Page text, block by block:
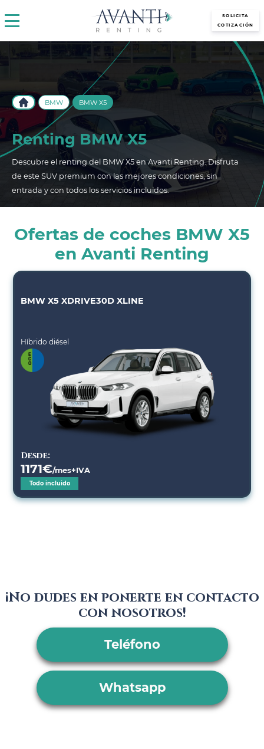
SOLICITA
COTIZACIÓN
BMW BMW X5
Renting BMW X5
Descubre el renting del BMW X5 en Avanti Renting. Disfruta
de este SUV premium con las mejores condiciones, sin
entrada y con todos los servicios incluidos.
Ofertas de coches BMW X5
en Avanti Renting
BMW X5 XDRIVE30D XLINE
Híbrido diésel
Desde:
1171€/mes+IVA
Todo incluido
¡No dudes en ponerte en contacto
con nosotros!
Teléfono
Whatsapp